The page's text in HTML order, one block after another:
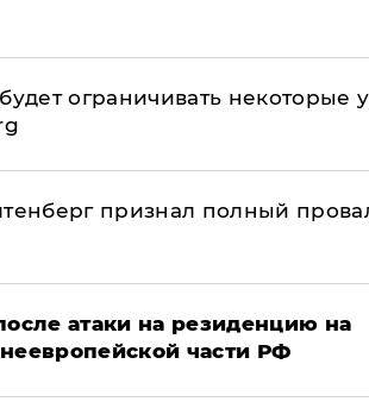
ограничивать некоторые
признал полный
атаки на резиденцию на
части РФ